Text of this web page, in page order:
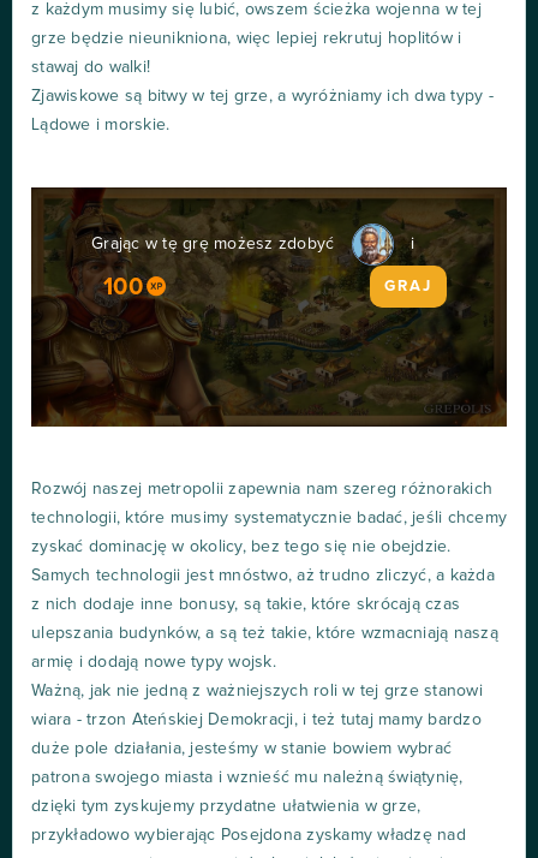
z każdym musimy się lubić, owszem ścieżka wojenna w tej
grze będzie nieunikniona, więc lepiej rekrutuj hoplitów i
stawaj do walki!
Zjawiskowe są bitwy w tej grze, a wyróżniamy ich dwa typy -
Lądowe i morskie.
Grając w tę grę możesz zdobyć i
100 GRAJ
Rozwój naszej metropolii zapewnia nam szereg różnorakich
technologii, które musimy systematycznie badać, jeśli chcemy
zyskać dominację w okolicy, bez tego się nie obejdzie.
Samych technologii jest mnóstwo, aż trudno zliczyć, a każda
z nich dodaje inne bonusy, są takie, które skrócają czas
ulepszania budynków, a są też takie, które wzmacniają naszą
armię i dodają nowe typy wojsk.
Ważną, jak nie jedną z ważniejszych roli w tej grze stanowi
wiara - trzon Ateńskiej Demokracji, i też tutaj mamy bardzo
duże pole działania, jesteśmy w stanie bowiem wybrać
patrona swojego miasta i wznieść mu należną świątynię,
dzięki tym zyskujemy przydatne ułatwienia w grze,
przykładowo wybierając Posejdona zyskamy władzę nad